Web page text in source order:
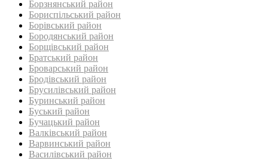
Борзнянський район
Бориспільський район
Борівський район
Бородянський район
Борщівський район‎
Братський район‎
Броварський район
Бродівський район‎
Брусилівський район‎
Буринський район
Буський район‎
Бучацький район
Валківський район
Варвинський район
Василівський район